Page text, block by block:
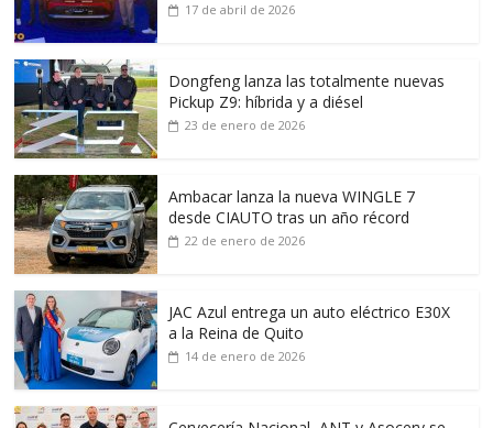
17 de abril de 2026
Dongfeng lanza las totalmente nuevas
Pickup Z9: híbrida y a diésel
23 de enero de 2026
Ambacar lanza la nueva WINGLE 7
desde CIAUTO tras un año récord
22 de enero de 2026
JAC Azul entrega un auto eléctrico E30X
a la Reina de Quito
14 de enero de 2026